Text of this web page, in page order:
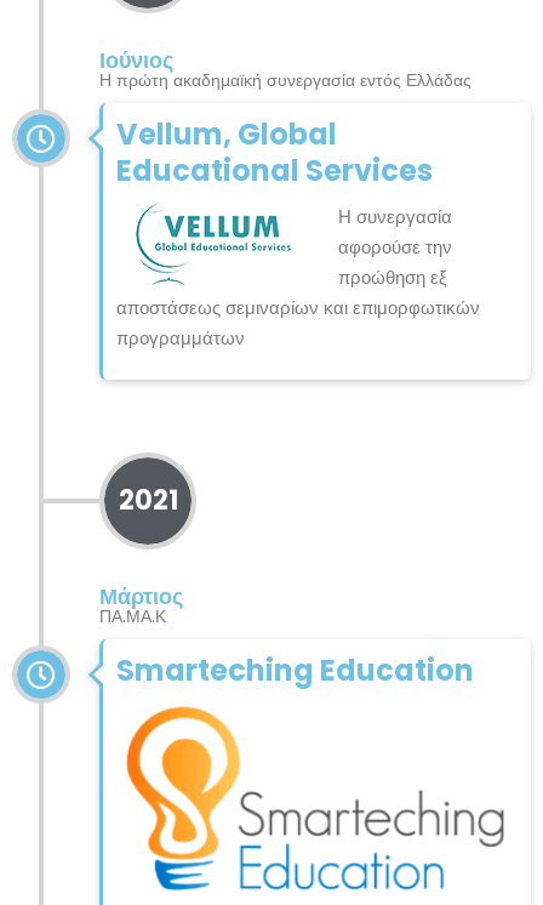
Ιούνιος
Η πρώτη ακαδημαϊκή συνεργασία εντός Ελλάδας
Vellum, Global
Educational Services
Η συνεργασία
αφορούσε την
προώθηση εξ
αποστάσεως σεμιναρίων και επιμορφωτικών
προγραμμάτων
2021
Μάρτιος
ΠΑ.ΜΑ.Κ
Smarteching Education